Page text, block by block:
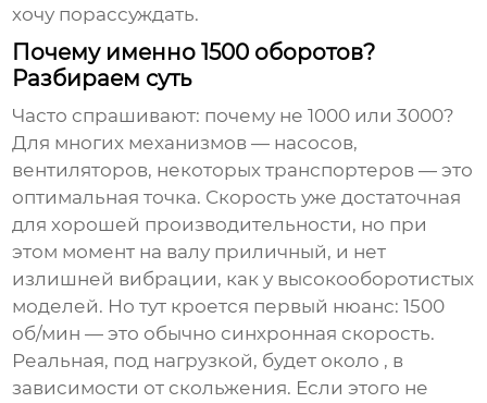
хочу порассуждать.
Почему именно 1500 оборотов?
Разбираем суть
Часто спрашивают: почему не 1000 или 3000?
Для многих механизмов — насосов,
вентиляторов, некоторых транспортеров — это
оптимальная точка. Скорость уже достаточная
для хорошей производительности, но при
этом момент на валу приличный, и нет
излишней вибрации, как у высокооборотистых
моделей. Но тут кроется первый нюанс: 1500
об/мин — это обычно синхронная скорость.
Реальная, под нагрузкой, будет около , в
зависимости от скольжения. Если этого не